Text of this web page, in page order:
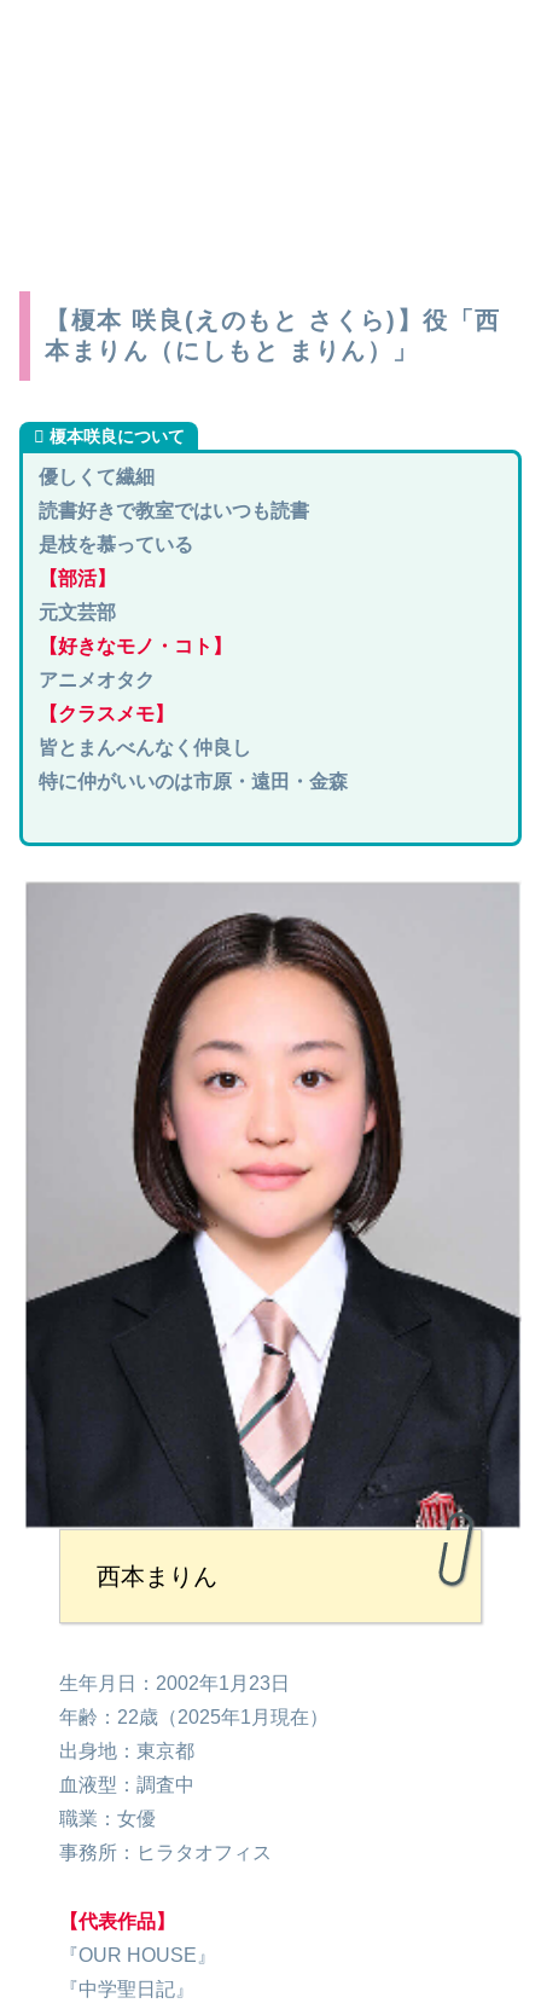
【榎本 咲良(えのもと さくら)】役「西
本まりん（にしもと まりん）」
榎本咲良について
優しくて繊細
読書好きで教室ではいつも読書
是枝を慕っている
【部活】
元文芸部
【好きなモノ・コト】
アニメオタク
【クラスメモ】
皆とまんべんなく仲良し
特に仲がいいのは市原・遠田・金森
西本まりん
生年月日：2002年1月23日
年齢：22歳（2025年1月現在）
出身地：東京都
血液型：調査中
職業：女優
事務所：ヒラタオフィス
【代表作品】
『OUR HOUSE』
『中学聖日記』